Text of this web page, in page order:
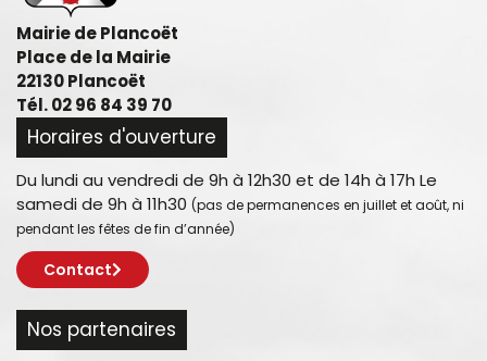
Mairie de Plancoët
Place de la Mairie
22130 Plancoët
Tél. 02 96 84 39 70
Horaires d'ouverture
Du lundi au vendredi de 9h à 12h30 et de 14h à 17h Le
samedi de 9h à 11h30 (pas de permanences en juillet et août, ni
pendant les fêtes de fin d’année)
Contact
Nos partenaires